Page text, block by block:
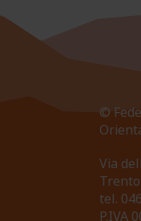
©
Via
Trento
tel.
P.IVA